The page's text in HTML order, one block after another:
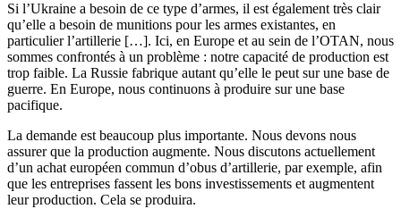
Si l’Ukraine a besoin de ce type d’armes, il est également très clair
qu’elle a besoin de munitions pour les armes existantes, en
particulier l’artillerie […]. Ici, en Europe et au sein de l’OTAN, nous
sommes confrontés à un problème : notre capacité de production est
trop faible. La Russie fabrique autant qu’elle le peut sur une base de
guerre. En Europe, nous continuons à produire sur une base
pacifique.
La demande est beaucoup plus importante. Nous devons nous
assurer que la production augmente. Nous discutons actuellement
d’un achat européen commun d’obus d’artillerie, par exemple, afin
que les entreprises fassent les bons investissements et augmentent
leur production. Cela se produira.